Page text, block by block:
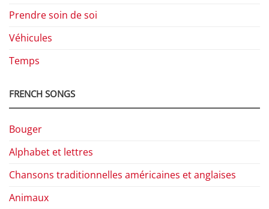
Prendre soin de soi
Véhicules
Temps
FRENCH SONGS
Bouger
Alphabet et lettres
Chansons traditionnelles américaines et anglaises
Animaux